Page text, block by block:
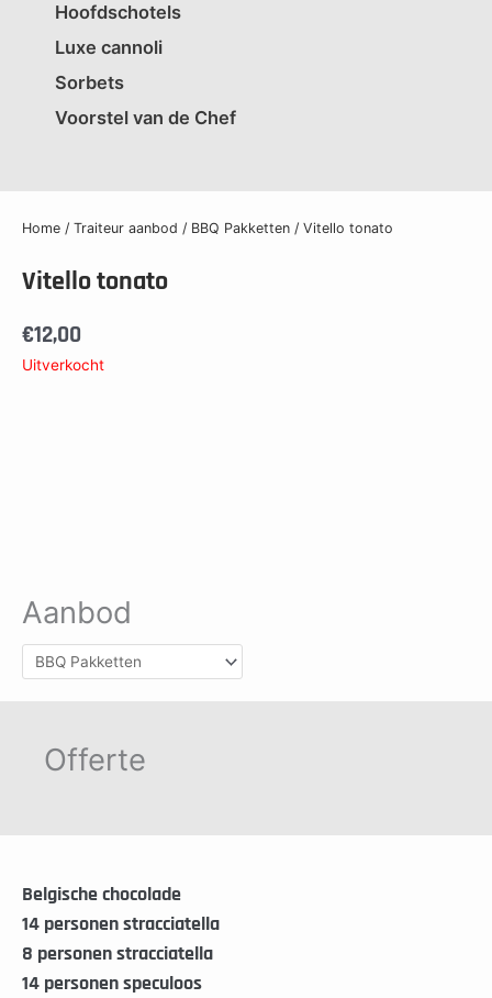
Hoofdschotels
Luxe cannoli
Sorbets
Voorstel van de Chef
Home / Traiteur aanbod / BBQ Pakketten / Vitello tonato
Vitello tonato
€12,00
Uitverkocht
Aanbod
Offerte
Belgische chocolade
14 personen stracciatella
8 personen stracciatella
14 personen speculoos